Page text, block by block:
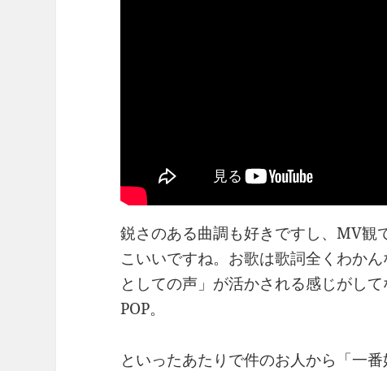
鋭さのある曲調も好きですし、MV観
こいいですね。お歌は歌詞全くわか
としての声」が活かされる感じがし
POP。
といったあたりで件のお人から「一